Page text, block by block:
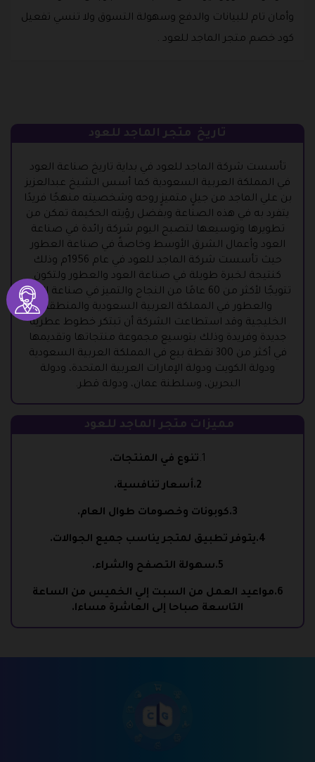
وأمان تام للبيانات والدفع وسهولة التسوق ولا تنسي تفعيل
كود خصم متجر الماجد للعود .
تاريخ متجر الماجد للعود
تأسست شركة الماجد للعود في بداية تاريخ صناعة العود
في المملكة العربية السعودية كما أسس الشيخ عبدالعزيز
بن علي الماجد من جيلٍ متميزٍ روحه وشخصيته منهجًا فريدًا
يتفرد به في هذه الصناعة وبفضل رؤيته الحكيمة تمكن من
تطويرها وتوسيعها لتصبح اليوم شركة رائدة في صناعة
العود وأعمال الشرق الأوسط وخاصةً في صناعة العطور
حيث تأسست شركة الماجد للعود في عام 1956م وذلك
كنتيجة لخبرة طويلة في صناعة العود والعطور ولتكون
تتويجًا لأكثر من 60 عامًا من النجاح والتميز في صناعة العود
والعطور في المملكة العربية السعودية والمنطقة
الخليجية وقد استطاعت الشركة أن تبتكر خطوط عطرية
جديدة وفريدة وذلك بتوسيع مجموعة منتجاتها وتقديمها
في أكثر من 300 نقطة بيع في المملكة العربية السعودية
ودولة الكويت ودولة الإمارات العربية المتحدة، ودولة
البحرين، وسلطنة عمان، ودولة قطر.
مميزات متجر الماجد للعود
1. تنوع في المنتجات.
2.أسعار تنافسية.
3.كوبونات وخصومات طوال العام.
4.يتوفر تطبيق لمتجر يناسب جميع الجوالات.
5.سهولة التصفح والشراء.
6.مواعيد العمل من السبت إلي الخميس من الساعة
التاسعة صباحا إلى العاشرة مساءا.